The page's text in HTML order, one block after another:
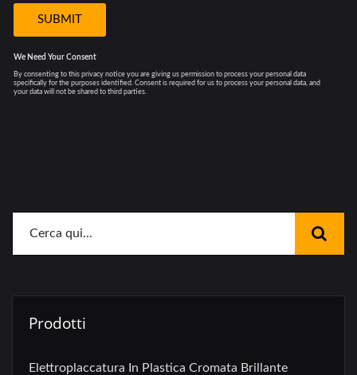
Prodotti
Elettroplaccatura In Plastica Cromata Brillante